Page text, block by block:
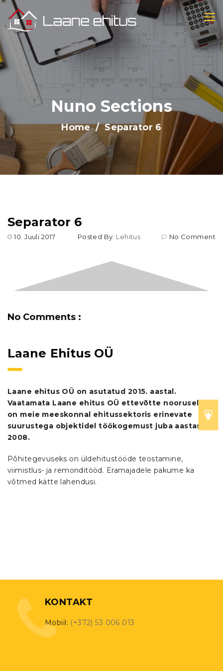
Nuno Sections
Home Separator 6
Separator 6
10. Juuli 2017 Posted By: Lehitus No Comment
No Comments :
Laane Ehitus OÜ
Laane ehitus OÜ on asutatud 2015. aastal.
Vaatamata Laane ehitus OÜ ettevõtte noorusele,
on meie meeskonnal ehitussektoris erinevate
suurustega objektidel töökogemust juba aastast
2008.
Põhitegevuseks on üldehitustööde teostamine,
viimistlus- ja remonditööd. Eramajadele pakume ka
võtmed kätte lahendusi.
KONTAKT
Mobiil: (+372) 53 006 013